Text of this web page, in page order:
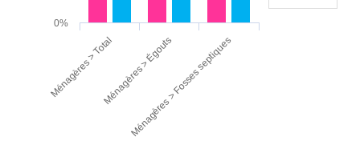
Ménagères > TotalMénagères > Égouts
Ménagères > Fosses septiques
0%